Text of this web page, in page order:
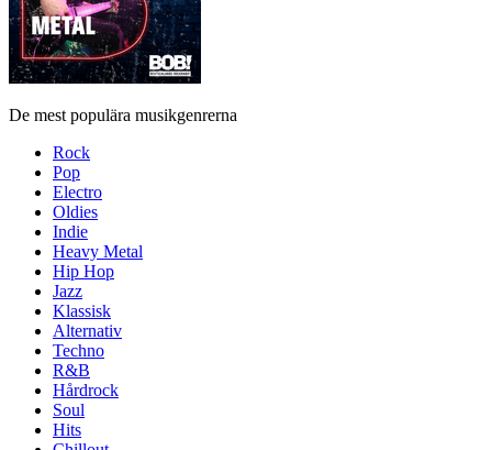
De mest populära musikgenrerna
Rock
Pop
Electro
Oldies
Indie
Heavy Metal
Hip Hop
Jazz
Klassisk
Alternativ
Techno
R&B
Hårdrock
Soul
Hits